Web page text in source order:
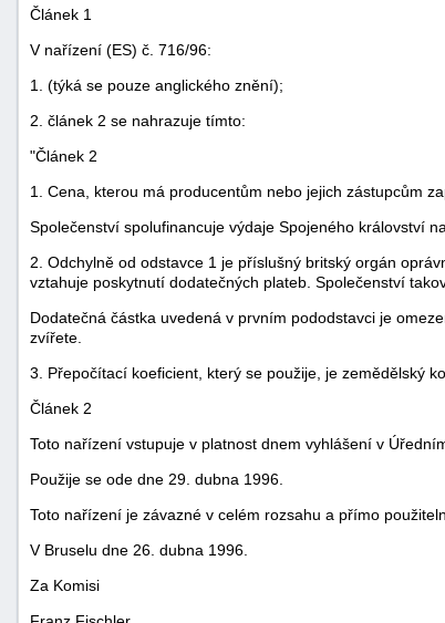
Článek 1
V nařízení (ES) č. 716/96:
1. (týká se pouze anglického znění);
2. článek 2 se nahrazuje tímto:
"Článek 2
1. Cena, kterou má producentům nebo jejich zástupcům
Společenství spolufinancuje výdaje Spojeného království
2. Odchylně od odstavce 1 je příslušný britský orgán
vztahuje poskytnutí dodatečných plateb. Společenství
Dodatečná částka uvedená v prvním pododstavci je
zvířete.
3. Přepočítací koeficient, který se použije, je zemědělský
Článek 2
Toto nařízení vstupuje v platnost dnem vyhlášení v
Použije se ode dne 29. dubna 1996.
Toto nařízení je závazné v celém rozsahu a přímo
V Bruselu dne 26. dubna 1996.
Za Komisi